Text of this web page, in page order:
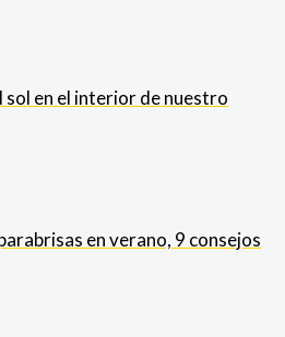
en el interior de nuestro
en verano, 9 consejos